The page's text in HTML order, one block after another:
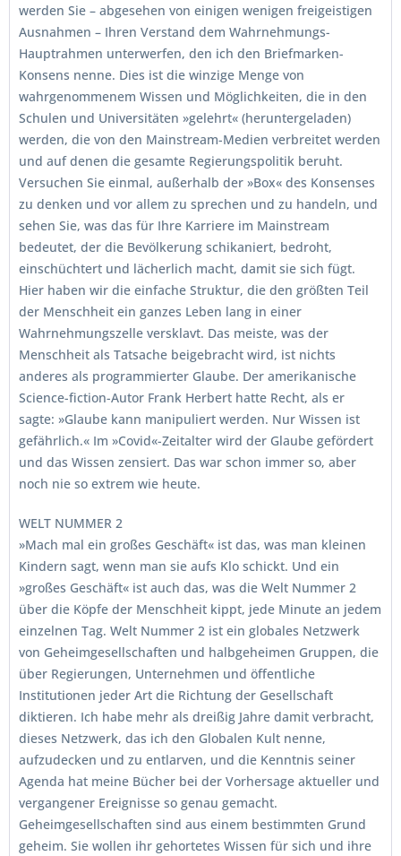
werden Sie – abgesehen von einigen wenigen freigeistigen
Ausnahmen – Ihren Verstand dem Wahrnehmungs-
Hauptrahmen unterwerfen, den ich den Briefmarken-
Konsens nenne. Dies ist die winzige Menge von
wahrgenommenem Wissen und Möglichkeiten, die in den
Schulen und Universitäten »gelehrt« (heruntergeladen)
werden, die von den Mainstream-Medien verbreitet werden
und auf denen die gesamte Regierungspolitik beruht.
Versuchen Sie einmal, außerhalb der »Box« des Konsenses
zu denken und vor allem zu sprechen und zu handeln, und
sehen Sie, was das für Ihre Karriere im Mainstream
bedeutet, der die Bevölkerung schikaniert, bedroht,
einschüchtert und lächerlich macht, damit sie sich fügt.
Hier haben wir die einfache Struktur, die den größten Teil
der Menschheit ein ganzes Leben lang in einer
Wahrnehmungszelle versklavt. Das meiste, was der
Menschheit als Tatsache beigebracht wird, ist nichts
anderes als programmierter Glaube. Der amerikanische
Science-fiction-Autor Frank Herbert hatte Recht, als er
sagte: »Glaube kann manipuliert werden. Nur Wissen ist
gefährlich.« Im »Covid«-Zeitalter wird der Glaube gefördert
und das Wissen zensiert. Das war schon immer so, aber
noch nie so extrem wie heute.
WELT NUMMER 2
»Mach mal ein großes Geschäft« ist das, was man kleinen
Kindern sagt, wenn man sie aufs Klo schickt. Und ein
»großes Geschäft« ist auch das, was die Welt Nummer 2
über die Köpfe der Menschheit kippt, jede Minute an jedem
einzelnen Tag. Welt Nummer 2 ist ein globales Netzwerk
von Geheimgesellschaften und halbgeheimen Gruppen, die
über Regierungen, Unternehmen und öffentliche
Institutionen jeder Art die Richtung der Gesellschaft
diktieren. Ich habe mehr als dreißig Jahre damit verbracht,
dieses Netzwerk, das ich den Globalen Kult nenne,
aufzudecken und zu entlarven, und die Kenntnis seiner
Agenda hat meine Bücher bei der Vorhersage aktueller und
vergangener Ereignisse so genau gemacht.
Geheimgesellschaften sind aus einem bestimmten Grund
geheim. Sie wollen ihr gehortetes Wissen für sich und ihre